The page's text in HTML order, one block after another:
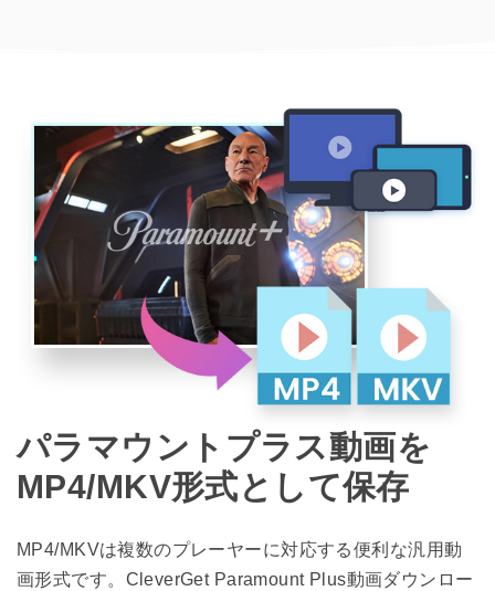
パラマウントプラス動画を
MP4/MKV形式として保存
MP4/MKVは複数のプレーヤーに対応する便利な汎用動
画形式です。CleverGet Paramount Plus動画ダウンロー